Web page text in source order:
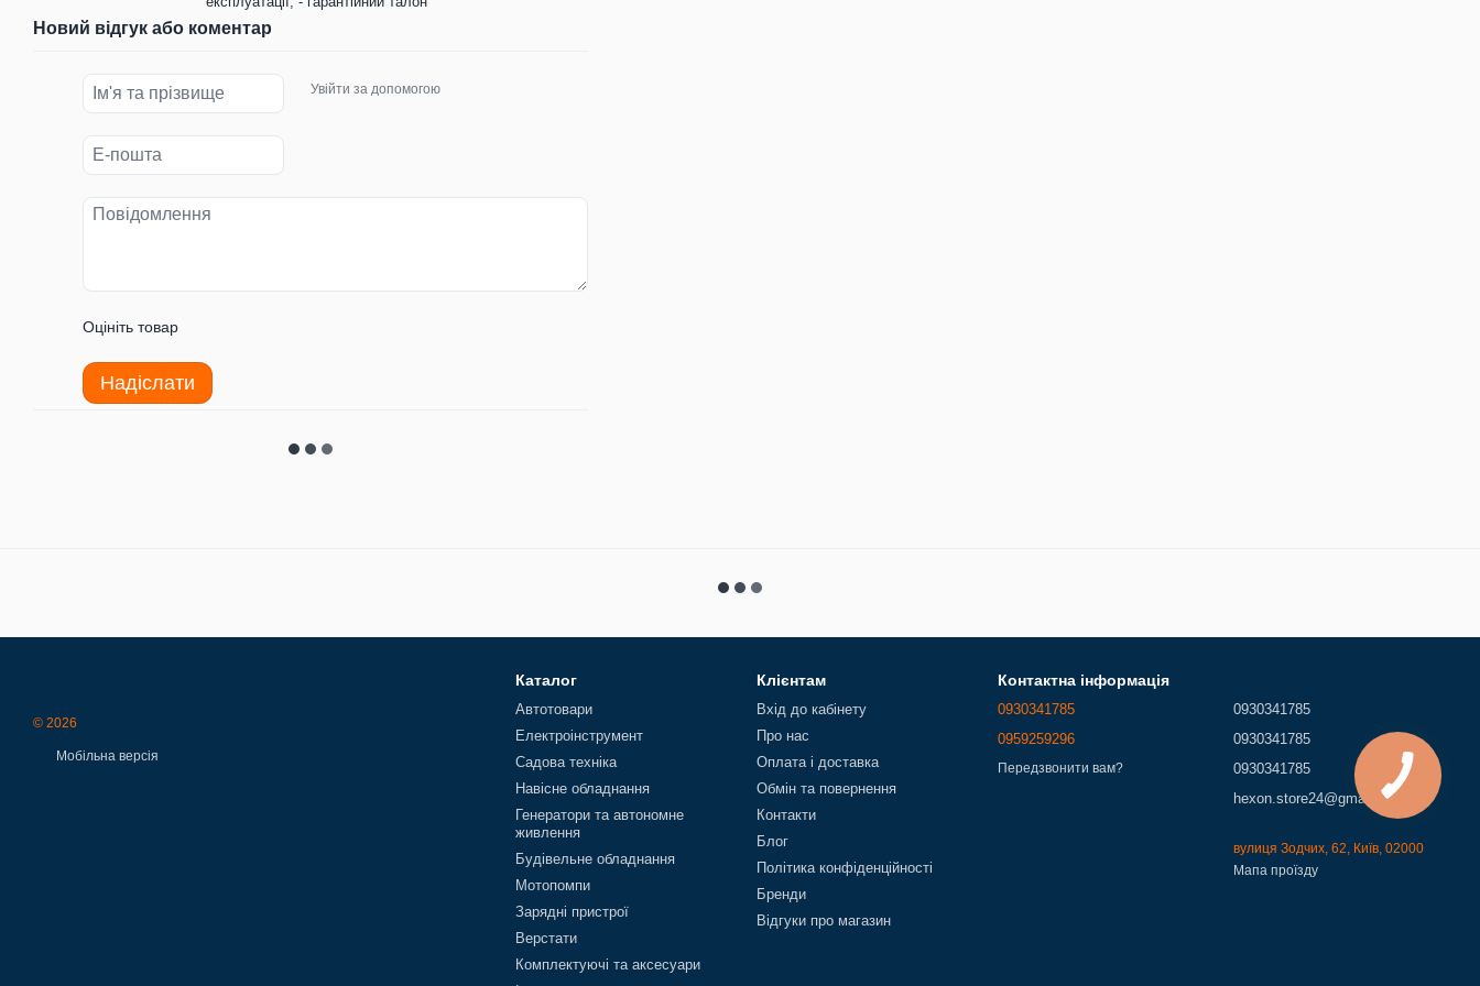
Новий відгук або коментар
Увійти за допомогою
Оцініть товар
Надіслати
© 2026
Мобільна версія
Каталог
Автотовари
Електроінструмент
Садова техніка
Навісне обладнання
Генератори та автономне
живлення
Будівельне обладнання
Мотопомпи
Зарядні пристрої
Верстати
Комплектуючі та аксесуари
Клієнтам
Вхід до кабінету
Про нас
Оплата і доставка
Обмін та повернення
Контакти
Блог
Політика конфіденційності
Бренди
Відгуки про магазин
Контактна інформація
0930341785
0959259296
Передзвонити вам?
0930341785
0930341785
0930341785
hexon.store24@gmail.com
вулиця Зодчих, 62, Київ, 02000
Мапа проїзду